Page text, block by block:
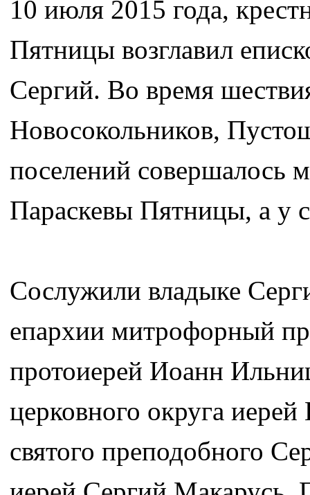
10 июля 2015 года,
Пятницы возглавил
Сергий. Во время
Новосокольников,
поселений совершалось
Параскевы Пятницы, а у
Сослужили владыке
епархии митрофорный
протоиерей Иоанн
церковного округа
святого преподобного